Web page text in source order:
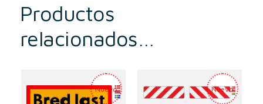
Productos
relacionados…